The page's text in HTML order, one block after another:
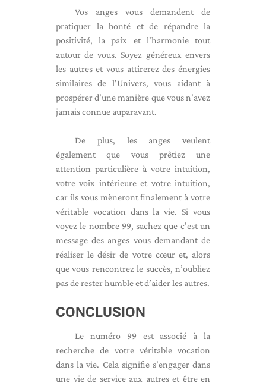
Vos anges vous demandent de
pratiquer la bonté et de répandre la
positivité, la paix et l'harmonie tout
autour de vous. Soyez généreux envers
les autres et vous attirerez des énergies
similaires de l'Univers, vous aidant à
prospérer d'une manière que vous n'avez
jamais connue auparavant.
De plus, les anges veulent
également que vous prêtiez une
attention particulière à votre intuition,
votre voix intérieure et votre intuition,
car ils vous mèneront finalement à votre
véritable vocation dans la vie. Si vous
voyez le nombre 99, sachez que c’est un
message des anges vous demandant de
réaliser le désir de votre cœur et, alors
que vous rencontrez le succès, n’oubliez
pas de rester humble et d’aider les autres.
CONCLUSION
Le numéro 99 est associé à la
recherche de votre véritable vocation
dans la vie. Cela signifie s'engager dans
une vie de service aux autres et être en